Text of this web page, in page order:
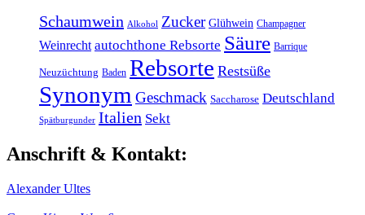
Schaumwein Alkohol Zucker Glühwein Champagner
Weinrecht autochthone Rebsorte Säure Barrique
Neuzüchtung Baden Rebsorte Restsüße
Synonym Geschmack Saccharose Deutschland
Spätburgunder Italien Sekt
Anschrift & Kontakt:
Alexander Ultes